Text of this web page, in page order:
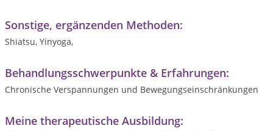
Sonstige, ergänzenden Methoden:
Shiatsu, Yinyoga,
Behandlungsschwerpunkte & Erfahrungen:
Chronische Verspannungen und Bewegungseinschränkungen
Meine therapeutische Ausbildung: